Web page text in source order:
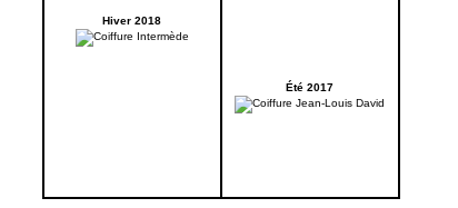
Hiver 2018
Été 2017